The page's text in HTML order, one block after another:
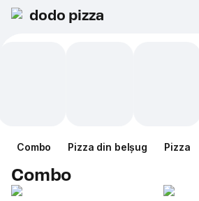
dodo pizza
Combo Pizza din belșug Pizza
Combo